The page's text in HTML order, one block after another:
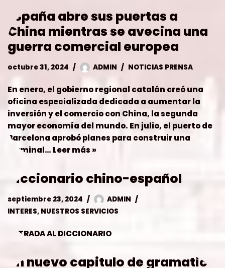
En enero, el gobierno regional catalán creó una
oficina especializada dedicada a aumentar la
inversión y el comercio con China, la segunda
mayor economía del mundo. En julio, el puerto de
Barcelona aprobó planes para construir una
diccionario chino-español
septiembre 23, 2024
ADMIN
INTERES,NUESTROS SERVICIOS
Un nuevo capitulo de gramatica
china en HanxiBox
https://www.hanzibox.com/78-uso-avanzado-